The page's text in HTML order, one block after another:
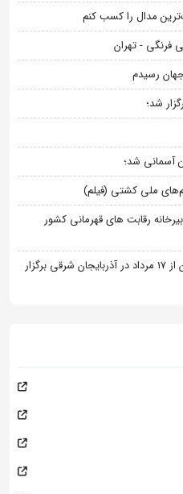
مدال را کسب کنم
فرنگی - تهران
رسیدم
شد؛
آسمانی شد؛
ملی کشتی (فیلم)
رقابت های قهرمانی کشور
اردوی تیم ملی کشتی ساحلی نوجوانان از 17 مرداد در آذربایجان شرقی برگزار